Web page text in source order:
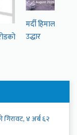
मर्दी हिमाल
उद्धार
४ अर्ब ६२